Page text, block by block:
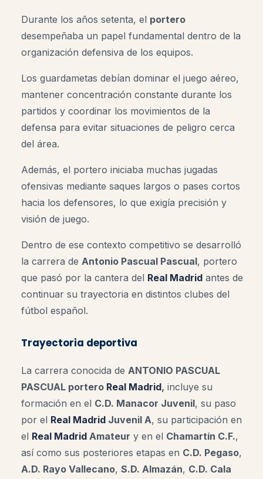
Durante los años setenta, el portero
desempeñaba un papel fundamental dentro de la
organización defensiva de los equipos.
Los guardametas debían dominar el juego aéreo,
mantener concentración constante durante los
partidos y coordinar los movimientos de la
defensa para evitar situaciones de peligro cerca
del área.
Además, el portero iniciaba muchas jugadas
ofensivas mediante saques largos o pases cortos
hacia los defensores, lo que exigía precisión y
visión de juego.
Dentro de ese contexto competitivo se desarrolló
la carrera de Antonio Pascual Pascual, portero
que pasó por la cantera del Real Madrid antes de
continuar su trayectoria en distintos clubes del
fútbol español.
Trayectoria deportiva
La carrera conocida de ANTONIO PASCUAL
PASCUAL portero Real Madrid, incluye su
formación en el C.D. Manacor Juvenil, su paso
por el Real Madrid Juvenil A, su participación en
el Real Madrid Amateur y en el Chamartín C.F.,
así como sus posteriores etapas en C.D. Pegaso,
A.D. Rayo Vallecano, S.D. Almazán, C.D. Cala